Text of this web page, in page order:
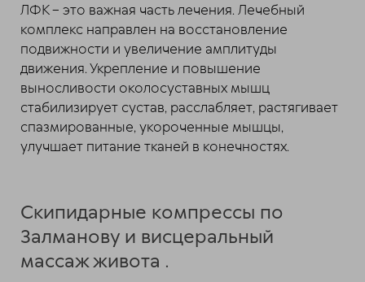
ЛФК – это важная часть лечения. Лечебный
комплекс направлен на восстановление
подвижности и увеличение амплитуды
движения. Укрепление и повышение
выносливости околосуставных мышц
стабилизирует сустав, расслабляет, растягивает
спазмированные, укороченные мышцы,
улучшает питание тканей в конечностях.
Скипидарные компрессы по
Залманову и висцеральный
массаж живота .